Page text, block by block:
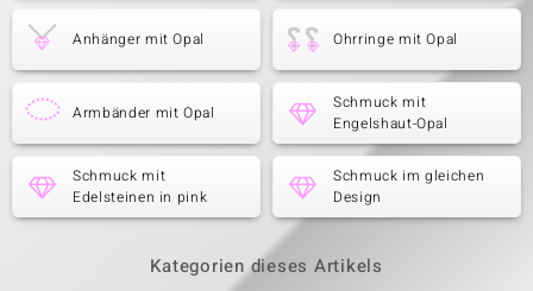
Anhänger mit Opal Ohrringe mit Opal
Armbänder mit Opal
Schmuck mit
Engelshaut-Opal
Schmuck mit
Edelsteinen in pink
Schmuck im gleichen
Design
Kategorien dieses Artikels